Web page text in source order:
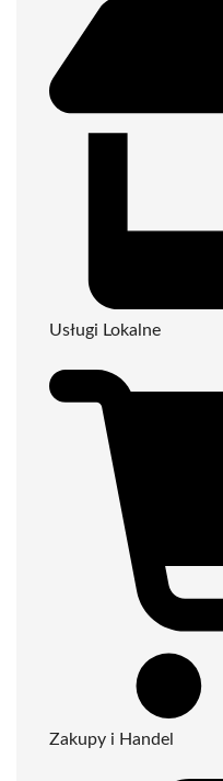
Usługi Lokalne
Zakupy i Handel